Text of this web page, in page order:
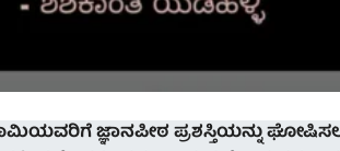
ಜ್ಞಾನಪೀಠ ಪ್ರಶಸ್ತಿಯನ್ನು